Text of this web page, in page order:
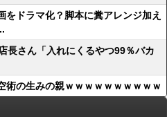
をドラマ化？脚本に糞アレンジ加え
長さん「入れにくるやつ99％バカ
術の生みの親ｗｗｗｗｗｗｗｗｗｗ